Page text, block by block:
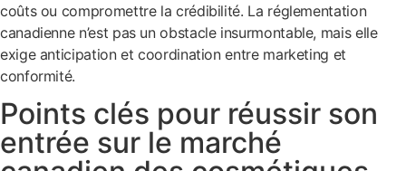
coûts ou compromettre la crédibilité. La réglementation
canadienne n’est pas un obstacle insurmontable, mais elle
exige anticipation et coordination entre marketing et
conformité.
Points clés pour réussir son
entrée sur le marché